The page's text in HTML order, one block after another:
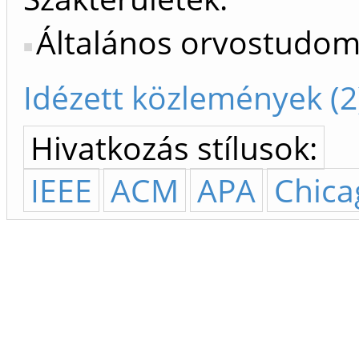
Általános
Idézett közlemények
Hivatkozás stílusok:
IEEE ACM APA